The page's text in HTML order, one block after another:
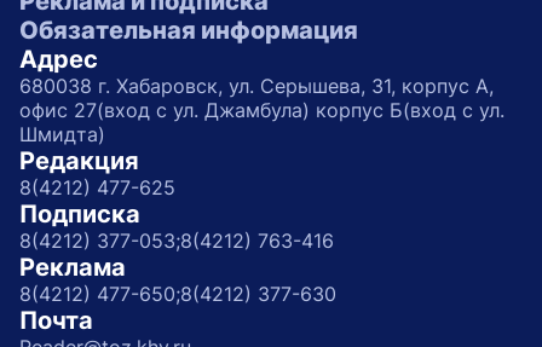
Обязательная информация
Адрес
680038 г. Хабаровск, ул. Серышева, 31, корпус А,
офис 27(вход с ул. Джамбула) корпус Б(вход с ул.
Шмидта)
Редакция
8(4212) 477-625
Подписка
8(4212) 377-053;8(4212) 763-416
Реклама
8(4212) 477-650;8(4212) 377-630
Почта